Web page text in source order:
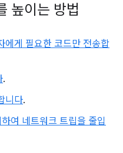
높이는 방법
에게 필요한 코드만 전송합
.
니다.
여 네트워크 트립을 줄입